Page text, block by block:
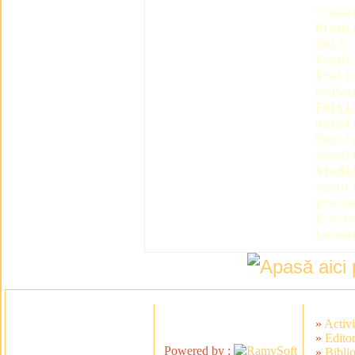
Premi
Italia
Powered by :
»
»
»